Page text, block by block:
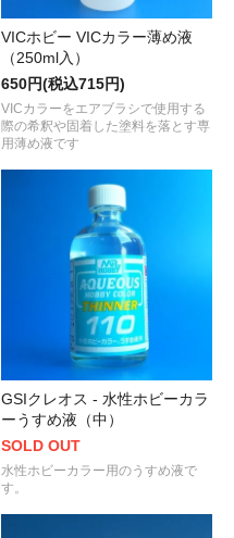
VICホビー VICカラー薄め液
（250ml入）
650円(税込715円)
VICカラーをエアブラシで使用する
際の希釈や固着した塗料を落とす専
用薄め液です
GSIクレオス - 水性ホビーカラ
ーうすめ液（中）
SOLD OUT
水性ホビーカラー用のうすめ液で
す。